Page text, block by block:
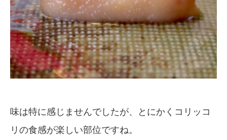
味は特に感じませんでしたが、とにかくコリッコ
リの食感が楽しい部位ですね。